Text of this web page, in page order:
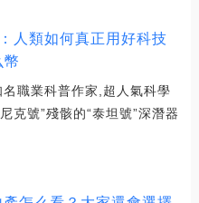
人類如何真正用好科技
幣
職業科普作家,超人氣科學
克號”殘骸的“泰坦號”深潛器